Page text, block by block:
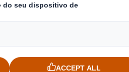
reduzindo em 90% no espaço
da embalagem